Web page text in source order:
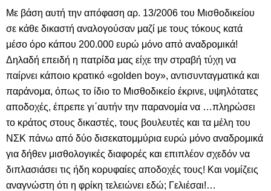
Με βάση αυτή την απόφαση αρ. 13/2006 του Μισθοδικείου
σε κάθε δικαστή αναλογούσαν μαζί με τους τόκους κατά
μέσο όρο κάπου 200.000 ευρώ μόνο από αναδρομικά!
Δηλαδή επειδή η πατρίδα μας είχε την στραβή τύχη να
παίρνει κάποιο κρατικό «golden boy», αντισυνταγματικά και
παράνομα, όπως το ίδιο το Μισθοδικείο έκρινε, υψηλότατες
αποδοχές, έπρεπε γι΄αυτήν την παρανομία να …πληρώσει
το κράτος στους δικαστές, τους βουλευτές και τα μέλη του
ΝΣΚ πάνω από δύο δισεκατομμύρια ευρώ μόνο αναδρομικά
για δήθεν μισθολογικές διαφορές και επιπλέον σχεδόν να
διπλασιάσει τις ήδη κορυφαίες αποδοχές τους! Και νομίζεις
αναγνώστη ότι η φρίκη τελειώνει εδώ; Γελιέσαι!…